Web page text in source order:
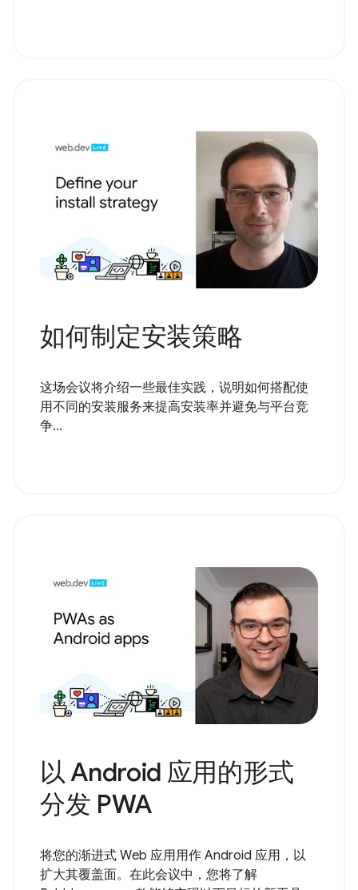
如何制定安装策略
这场会议将介绍一些最佳实践，说明如何搭配使
用不同的安装服务来提高安装率并避免与平台竞
争...
以 Android 应用的形式
分发 PWA
将您的渐进式 Web 应用用作 Android 应用，以
扩大其覆盖面。在此会议中，您将了解